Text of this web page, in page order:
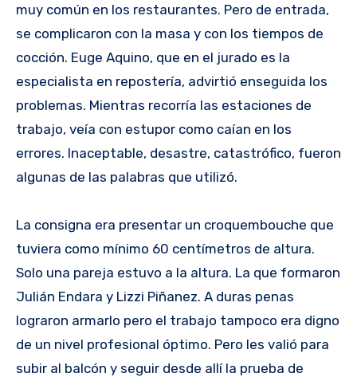
muy común en los restaurantes. Pero de entrada,
se complicaron con la masa y con los tiempos de
cocción. Euge Aquino, que en el jurado es la
especialista en repostería, advirtió enseguida los
problemas. Mientras recorría las estaciones de
trabajo, veía con estupor como caían en los
errores. Inaceptable, desastre, catastrófico, fueron
algunas de las palabras que utilizó.
La consigna era presentar un croquembouche que
tuviera como mínimo 60 centímetros de altura.
Solo una pareja estuvo a la altura. La que formaron
Julián Endara y Lizzi Piñanez. A duras penas
lograron armarlo pero el trabajo tampoco era digno
de un nivel profesional óptimo. Pero les valió para
subir al balcón y seguir desde allí la prueba de